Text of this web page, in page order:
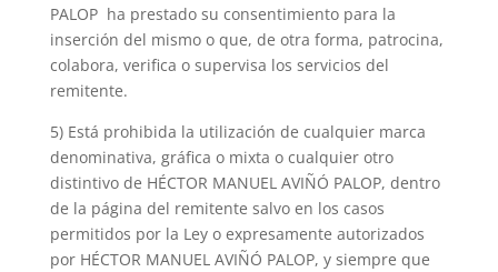
PALOP ha prestado su consentimiento para la
inserción del mismo o que, de otra forma, patrocina,
colabora, verifica o supervisa los servicios del
remitente.
5) Está prohibida la utilización de cualquier marca
denominativa, gráfica o mixta o cualquier otro
distintivo de HÉCTOR MANUEL AVIÑÓ PALOP, dentro
de la página del remitente salvo en los casos
permitidos por la Ley o expresamente autorizados
por HÉCTOR MANUEL AVIÑÓ PALOP, y siempre que